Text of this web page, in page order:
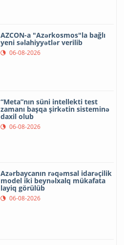
AZCON-a "Azərkosmos"la bağlı
yeni səlahiyyətlər verilib
06-08-2026
“Meta”nın süni intellekti test
zamanı başqa şirkətin sisteminə
daxil olub
06-08-2026
Azərbaycanın rəqəmsal idarəçilik
model iki beynəlxalq mükafata
layiq görülüb
06-08-2026